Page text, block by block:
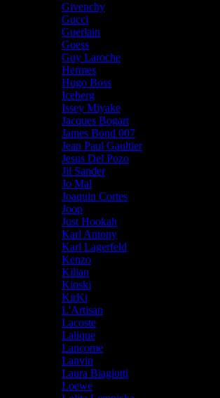
Givenchy
Gucci
Guerlain
Guess
Guy Laroche
Hermes
Hugo Boss
Iceberg
Issey Miyake
Jacques Bogart
James Bond 007
Jean Paul Gaultier
Jesus Del Pozo
Jil Sander
Jo Mal
Joaquin Cortes
Joop
Just Hookah
Karl Antony
Karl Lagerfeld
Kenzo
Kilian
Kinski
KirKi
L'Artisan
Lacoste
Lalique
Lancome
Lanvin
Laura Biagiotti
Loewe